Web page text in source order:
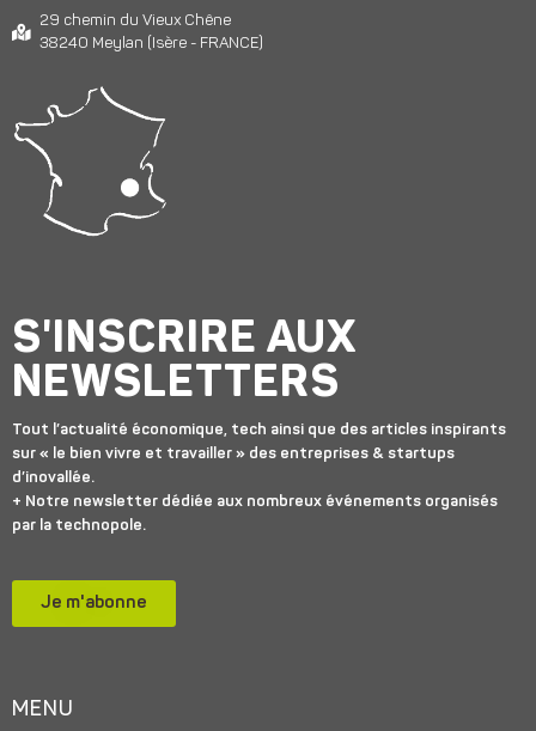
29 chemin du Vieux Chêne
38240 Meylan (Isère - FRANCE)
S'INSCRIRE AUX
NEWSLETTERS
Tout l’actualité économique, tech ainsi que des articles inspirants
sur « le bien vivre et travailler » des entreprises & startups
d’inovallée.
+ Notre newsletter dédiée aux nombreux événements organisés
par la technopole.
Je m'abonne
MENU